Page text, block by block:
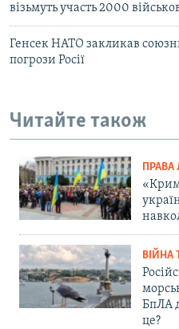
візьмуть участь 2000
Генсек НАТО закликав
погрози Росії
Читайте також
ВІЙНА
БпЛА
це?